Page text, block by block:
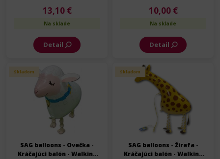
13,10 €
Na sklade
Detail
10,00 €
Na sklade
Detail
Skladom
SAG balloons - Ovečka -
Kráčajúci balón - Walking
Skladom
SAG balloons - Žirafa -
Kráčajúci balón - Walking